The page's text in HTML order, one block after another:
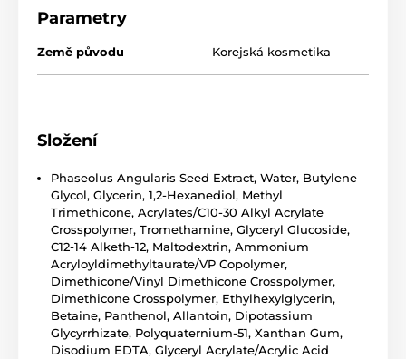
Parametry
Země původu Korejská kosmetika
Složení
Phaseolus Angularis Seed Extract, Water, Butylene
Glycol, Glycerin, 1,2-Hexanediol, Methyl
Trimethicone, Acrylates/C10-30 Alkyl Acrylate
Crosspolymer, Tromethamine, Glyceryl Glucoside,
C12-14 Alketh-12, Maltodextrin, Ammonium
Acryloyldimethyltaurate/VP Copolymer,
Dimethicone/Vinyl Dimethicone Crosspolymer,
Dimethicone Crosspolymer, Ethylhexylglycerin,
Betaine, Panthenol, Allantoin, Dipotassium
Glycyrrhizate, Polyquaternium-51, Xanthan Gum,
Disodium EDTA, Glyceryl Acrylate/Acrylic Acid